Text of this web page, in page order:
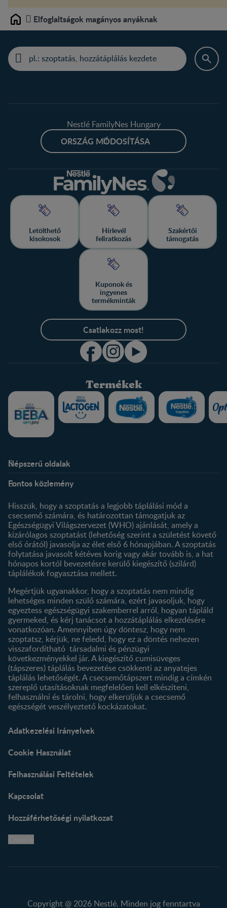
Home Elfoglaltságok magányos anyáknak
Nestlé FamilyNes Hungary
ORSZÁG MÓDOSÍTÁSA
Letölthető
kisokosok
Hírlevél
feliratkozás
Szakértői
támogatás
Kuponok és
ingyenes
termékminták
Csatlakozz most!
Termékek
Népszerű oldalak
Kapcsolat
Történetünk
Profilom
Termékeink
Termék kereső
Fontos közlemény
Hisszük, hogy a szoptatás a legjobb táplálási mód a
csecsemő számára, és határozottan támogatjuk az
Egészségügyi Világszervezet (WHO) ajánlását, amely a
kizárólagos szoptatást (lehetőség szerint a születést követő
első órától) javasolja az élet első 6 hónapjában. A szoptatás
folytatása javasolt kétéves korig vagy akár tovább is, a hat
hónapos kortól bevezetésre kerülő kiegészítő (szilárd)
táplálékok fogyasztása mellett.
Megértjük ugyanakkor, hogy a szoptatás nem mindig
lehetséges minden szülő számára, ezért javasoljuk, hogy
egyeztess egészségügyi szakemberrel arról, hogyan tápláld
gyermeked, és kérj tanácsot a hozzátáplálás elkezdésére
vonatkozóan. Amennyiben úgy döntesz, hogy nem
szoptatsz, kérjük, ne feledd, hogy ez a döntés nehezen
visszafordítható társadalmi és pénzügyi
következményekkel jár. A kiegészítő cumisüveges
(tápszeres) táplálás bevezetése csökkenti az anyatejes
táplálás lehetőségét. A csecsemőtápszert mindig a címkén
szereplő utasításoknak megfelelően kell elkészíteni,
felhasználni és tárolni, hogy elkerüljük a csecsemő
egészségét veszélyeztető kockázatokat.
Adatkezelési Irányelvek
Cookie Használat
Felhasználási Feltételek
Kapcsolat
Hozzáférhetőségi nyilatkozat
Copyright @ 2026 Nestlé. Minden jog fenntartva